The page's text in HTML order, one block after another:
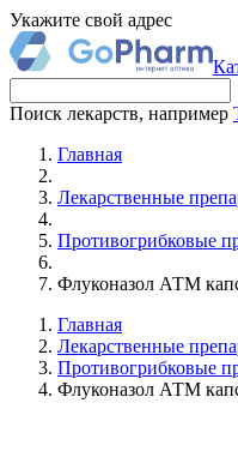
Укажите свой адрес
Поиск лекарств, например
Главная
Лекарственные
Противогрибковые
Флуконазол АТМ
Главная
Лекарственные
Противогрибковые
Флуконазол АТМ